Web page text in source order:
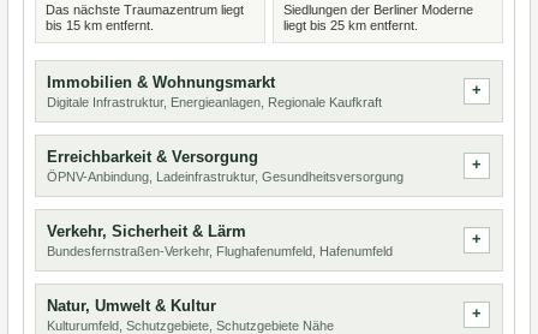
Das nächste Traumazentrum liegt
bis 15 km entfernt.
Siedlungen der Berliner Moderne
liegt bis 25 km entfernt.
Immobilien & Wohnungsmarkt
Digitale Infrastruktur, Energieanlagen, Regionale Kaufkraft
Erreichbarkeit & Versorgung
ÖPNV-Anbindung, Ladeinfrastruktur, Gesundheitsversorgung
Verkehr, Sicherheit & Lärm
Bundesfernstraßen-Verkehr, Flughafenumfeld, Hafenumfeld
Natur, Umwelt & Kultur
Kulturumfeld, Schutzgebiete, Schutzgebiete Nähe